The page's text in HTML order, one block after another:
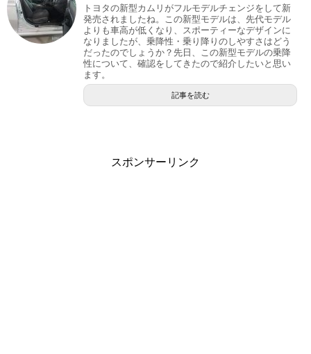
トヨタの新型カムリがフルモデルチェンジをして新
発売されましたね。この新型モデルは、先代モデル
よりも車高が低くなり、スポーティーなデザインに
なりましたが、乗降性・乗り降りのしやすさはどう
だったのでしょうか？先日、この新型モデルの乗降
性について、確認をしてきたので紹介したいと思い
ます。
記事を読む
スポンサーリンク